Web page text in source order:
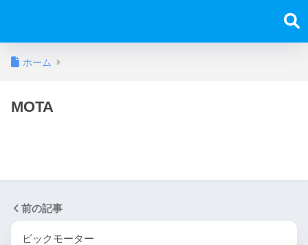
ホーム
MOTA
前の記事
ビックモーター